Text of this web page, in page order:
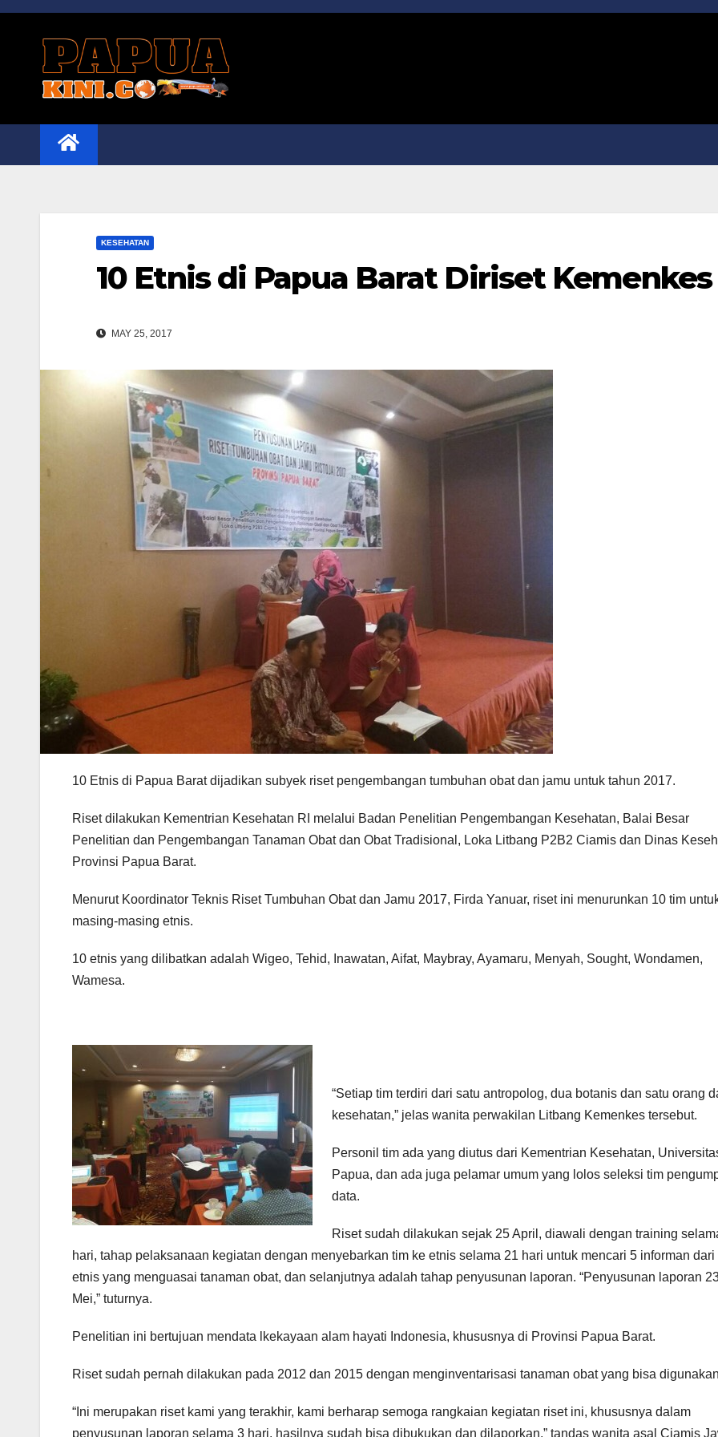
Skip
KESEHATAN
10 Etnis di Papua Barat Diriset Kemenkes
MAY 25, 2017
10 Etnis di Papua Barat dijadikan subyek riset pengembangan tumbuhan obat dan jamu untuk tahun 2017.
Riset dilakukan Kementrian Kesehatan RI melalui Badan Penelitian Pengembangan Kesehatan, Balai Besar
Penelitian dan Pengembangan Tanaman Obat dan Obat Tradisional, Loka Litbang P2B2 Ciamis dan Dinas
Provinsi Papua Barat.
Menurut Koordinator Teknis Riset Tumbuhan Obat dan Jamu 2017, Firda Yanuar, riset ini menurunkan 10 tim
masing-masing etnis.
10 etnis yang dilibatkan adalah Wigeo, Tehid, Inawatan, Aifat, Maybray, Ayamaru, Menyah, Sought, Wondamen,
Wamesa.
“Setiap tim terdiri dari satu antropolog, dua botanis dan satu orang
kesehatan,” jelas wanita perwakilan Litbang Kemenkes tersebut.
Personil tim ada yang diutus dari Kementrian Kesehatan,
Papua, dan ada juga pelamar umum yang lolos seleksi tim
data.
Riset sudah dilakukan sejak 25 April, diawali dengan training
hari, tahap pelaksanaan kegiatan dengan menyebarkan tim ke etnis selama 21 hari untuk mencari 5 informan dari
etnis yang menguasai tanaman obat, dan selanjutnya adalah tahap penyusunan laporan. “Penyusunan laporan
Mei,” tuturnya.
Penelitian ini bertujuan mendata lkekayaan alam hayati Indonesia, khususnya di Provinsi Papua Barat.
Riset sudah pernah dilakukan pada 2012 dan 2015 dengan menginventarisasi tanaman obat yang bisa
“Ini merupakan riset kami yang terakhir, kami berharap semoga rangkaian kegiatan riset ini, khususnya dalam
penyusunan laporan selama 3 hari, hasilnya sudah bisa dibukukan dan dilaporkan,” tandas wanita asal Ciamis